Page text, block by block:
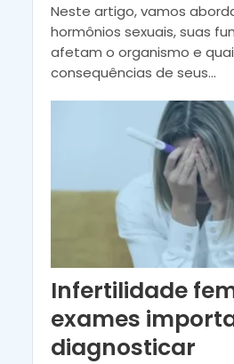
Neste artigo, vamos
hormônios sexuais, suas
afetam o organismo e
consequências de seus...
Infertilidade
exames
diagnosticar